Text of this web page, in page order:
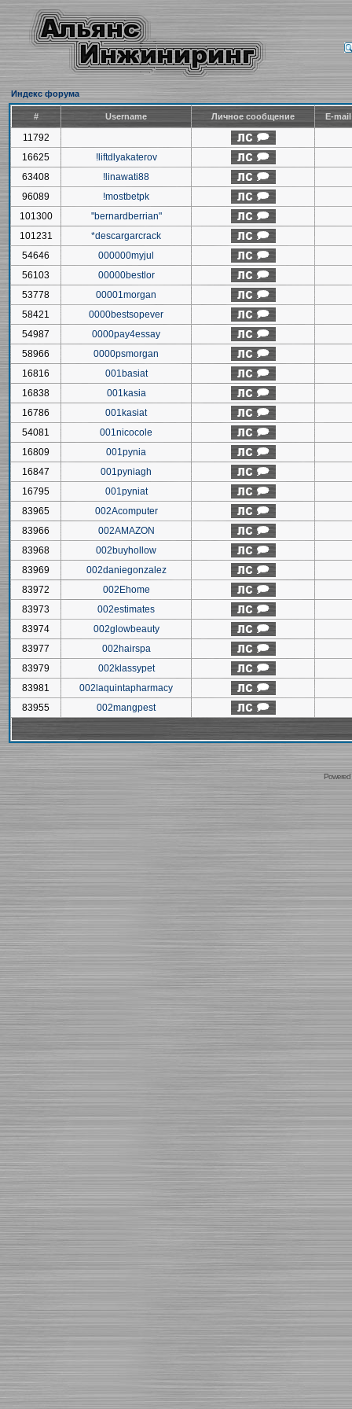
Индекс форума
# Username Личное сообщение E-
11792
16625
!liftdlyakaterov
63408
!linawati88
96089
!mostbetpk
101300
"bernardberrian"
101231
*descargarcrack
54646
000000myjul
56103
00000bestlor
53778
00001morgan
58421
0000bestsopever
54987
0000pay4essay
58966
0000psmorgan
16816
001basiat
16838
001kasia
16786
001kasiat
54081
001nicocole
16809
001pynia
16847
001pyniagh
16795
001pyniat
83965
002Acomputer
83966
002AMAZON
83968
002buyhollow
83969
002daniegonzalez
83972
002Ehome
83973
002estimates
83974
002glowbeauty
83977
002hairspa
83979
002klassypet
83981
002laquintapharmacy
83955
002mangpest